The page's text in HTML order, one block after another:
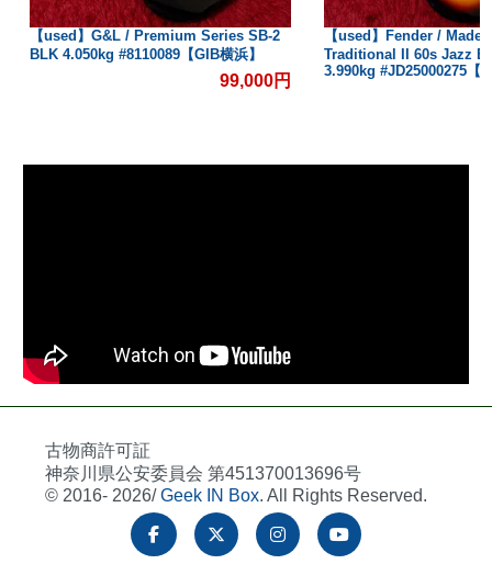
【used】G&L / Premium Series SB-2
BLK 4.050kg #8110089【GIB横浜】
99,000円
【used】Fender / Made
Traditional II 60s Jazz
3.990kg #JD25000275【
古物商許可証
神奈川県公安委員会 第451370013696号
© 2016- 2026/Geek IN Box. All Rights Reserved.